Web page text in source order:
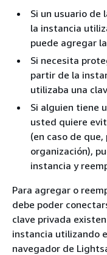
Si un usuario de
la instancia
puede agregar
Si necesita
partir de la
utilizaba una
Si alguien tiene
usted quiere
(en caso de
organización),
instancia y
Para agregar o
debe poder
clave privada
instancia utilizando
navegador de